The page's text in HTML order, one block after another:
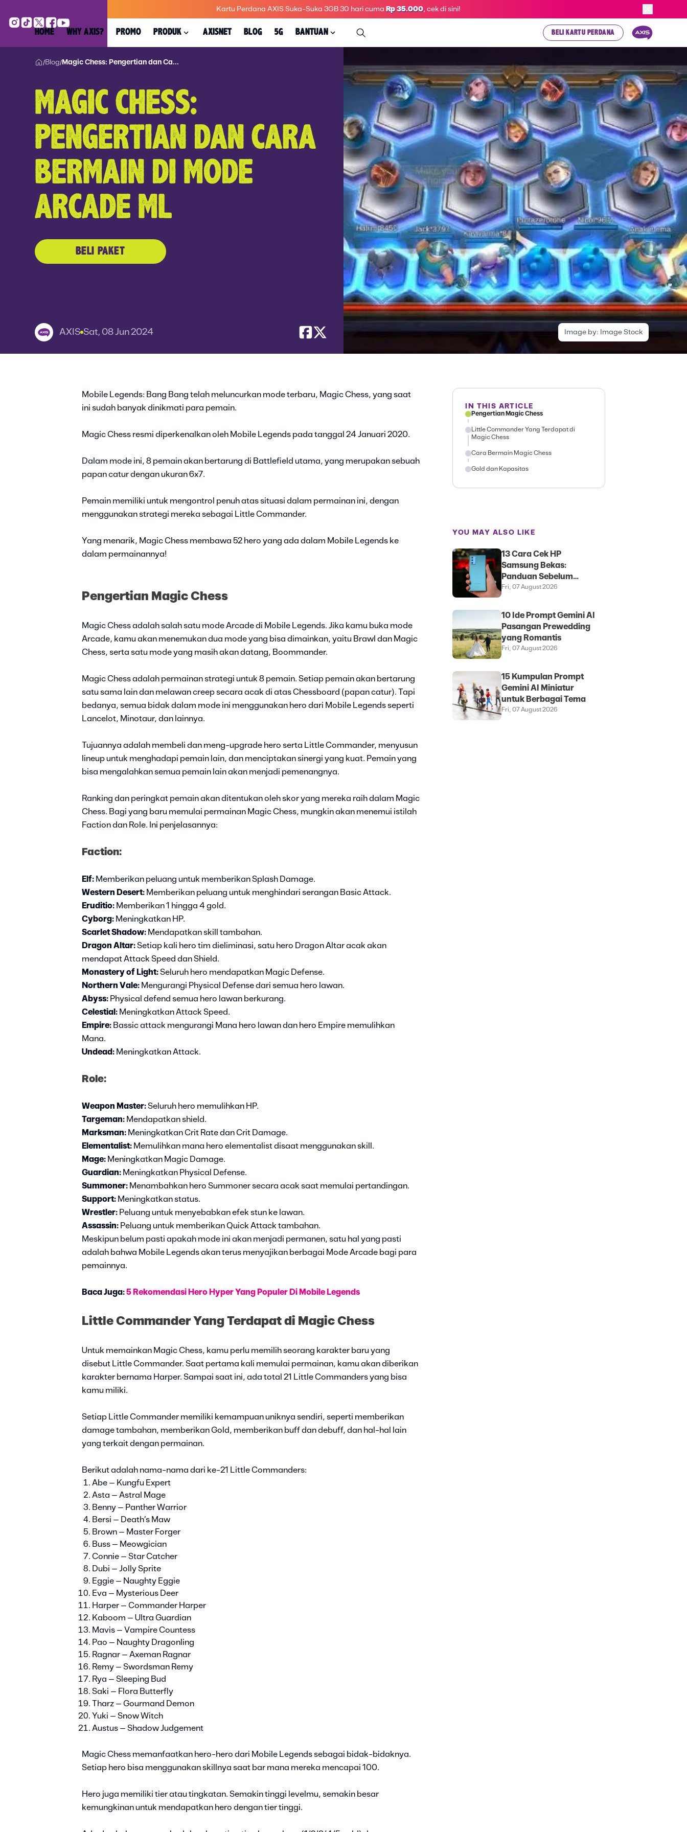
Kartu Perdana AXIS Suka-Suka 3GB 30 hari cuma Rp 35.000, cek di sini!
HOME WHY AXIS? PROMO PRODUK AXISNET BLOG 5G BANTUAN BELI KARTU PERDANA
/Blog/Magic Chess: Pengertian dan Ca...
MAGIC CHESS:
PENGERTIAN DAN CARA
BERMAIN DI MODE
ARCADE ML
BELI PAKET
AXIS Sat, 08 Jun 2024 Image by: Image Stock
Mobile Legends: Bang Bang telah meluncurkan mode terbaru, Magic Chess, yang saat
ini sudah banyak dinikmati para pemain.
Magic Chess resmi diperkenalkan oleh Mobile Legends pada tanggal 24 Januari 2020.
Dalam mode ini, 8 pemain akan bertarung di Battlefield utama, yang merupakan sebuah
papan catur dengan ukuran 6x7.
Pemain memiliki untuk mengontrol penuh atas situasi dalam permainan ini, dengan
menggunakan strategi mereka sebagai Little Commander.
Yang menarik, Magic Chess membawa 52 hero yang ada dalam Mobile Legends ke
dalam permainannya!
Pengertian Magic Chess
Magic Chess adalah salah satu mode Arcade di Mobile Legends. Jika kamu buka mode
Arcade, kamu akan menemukan dua mode yang bisa dimainkan, yaitu Brawl dan Magic
Chess, serta satu mode yang masih akan datang, Boommander.
Magic Chess adalah permainan strategi untuk 8 pemain. Setiap pemain akan bertarung
satu sama lain dan melawan creep secara acak di atas Chessboard (papan catur). Tapi
bedanya, semua bidak dalam mode ini menggunakan hero dari Mobile Legends seperti
Lancelot, Minotaur, dan lainnya.
Tujuannya adalah membeli dan meng-upgrade hero serta Little Commander, menyusun
lineup untuk menghadapi pemain lain, dan menciptakan sinergi yang kuat. Pemain yang
bisa mengalahkan semua pemain lain akan menjadi pemenangnya.
Ranking dan peringkat pemain akan ditentukan oleh skor yang mereka raih dalam Magic
Chess. Bagi yang baru memulai permainan Magic Chess, mungkin akan menemui istilah
Faction dan Role. Ini penjelasannya:
Faction:
Elf: Memberikan peluang untuk memberikan Splash Damage.
Western Desert: Memberikan peluang untuk menghindari serangan Basic Attack.
Eruditio: Memberikan 1 hingga 4 gold.
Cyborg: Meningkatkan HP.
Scarlet Shadow: Mendapatkan skill tambahan.
Dragon Altar:Setiap kali hero tim dieliminasi, satu hero Dragon Altar acak akan
mendapat Attack Speed dan Shield.
Monastery of Light:Seluruh hero mendapatkan Magic Defense.
Northern Vale: Mengurangi Physical Defense dari semua hero lawan.
Abyss: Physical defend semua hero lawan berkurang.
Celestial: Meningkatkan Attack Speed.
Empire: Bassic attack mengurangi Mana hero lawan dan hero Empire memulihkan
Mana.
Undead: Meningkatkan Attack.
Role:
Weapon Master:Seluruh hero memulihkan HP.
Targeman: Mendapatkan shield.
Marksman: Meningkatkan Crit Rate dan Crit Damage.
Elementalist: Memulihkan mana hero elementalist disaat menggunakan skill.
Mage: Meningkatkan Magic Damage.
Guardian: Meningkatkan Physical Defense.
Summoner: Menambahkan hero Summoner secara acak saat memulai pertandingan.
Support: Meningkatkan status.
Wrestler: Peluang untuk menyebabkan efek stun ke lawan.
Assassin: Peluang untuk memberikan Quick Attack tambahan.
Meskipun belum pasti apakah mode ini akan menjadi permanen, satu hal yang pasti
adalah bahwa Mobile Legends akan terus menyajikan berbagai Mode Arcade bagi para
pemainnya.
Baca Juga:5 Rekomendasi Hero Hyper Yang Populer Di Mobile Legends
Little Commander Yang Terdapat di Magic Chess
Untuk memainkan Magic Chess, kamu perlu memilih seorang karakter baru yang
disebut Little Commander. Saat pertama kali memulai permainan, kamu akan diberikan
karakter bernama Harper. Sampai saat ini, ada total 21 Little Commanders yang bisa
kamu miliki.
Setiap Little Commander memiliki kemampuan uniknya sendiri, seperti memberikan
damage tambahan, memberikan Gold, memberikan buff dan debuff, dan hal-hal lain
yang terkait dengan permainan.
Berikut adalah nama-nama dari ke-21 Little Commanders:
Abe – Kungfu Expert
Asta – Astral Mage
Benny – Panther Warrior
Bersi – Death’s Maw
Brown – Master Forger
Buss – Meowgician
Connie – Star Catcher
Dubi – Jolly Sprite
Eggie – Naughty Eggie
Eva – Mysterious Deer
Harper – Commander Harper
Kaboom – Ultra Guardian
Mavis – Vampire Countess
Pao – Naughty Dragonling
Ragnar – Axeman Ragnar
Remy – Swordsman Remy
Rya – Sleeping Bud
Saki – Flora Butterfly
Tharz – Gourmand Demon
Yuki – Snow Witch
Austus – Shadow Judgement
Magic Chess memanfaatkan hero-hero dari Mobile Legends sebagai bidak-bidaknya.
Setiap hero bisa menggunakan skillnya saat bar mana mereka mencapai 100.
Hero juga memiliki tier atau tingkatan. Semakin tinggi levelmu, semakin besar
kemungkinan untuk mendapatkan hero dengan tier tinggi.
IN THIS ARTICLE
Pengertian Magic Chess
Little Commander Yang Terdapat di
Magic Chess
Cara Bermain Magic Chess
Gold dan Kapasitas
YOU MAY ALSO LIKE
13 Cara Cek HP
Samsung Bekas:
Panduan Sebelum
Membeli
Fri, 07 August 2026
10 Ide Prompt Gemini AI
Pasangan Prewedding
yang Romantis
Fri, 07 August 2026
15 Kumpulan Prompt
Gemini AI Miniatur
untuk Berbagai Tema
Fri, 07 August 2026